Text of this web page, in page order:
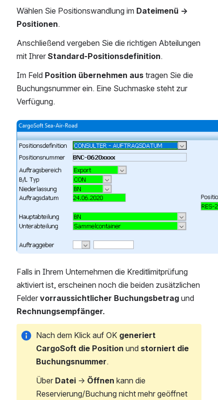
Wählen Sie Positionswandlung im Dateimenü →
Positionen.
Anschließend vergeben Sie die richtigen Abteilungen
mit Ihrer Standard-Positionsdefinition.
Im Feld Position übernehmen aus tragen Sie die
Buchungsnummer ein. Eine Suchmaske steht zur
Verfügung.
Open
Falls in Ihrem Unternehmen die Kreditlimitprüfung
aktiviert ist, erscheinen noch die beiden zusätzlichen
Felder vorraussichtlicher Buchungsbetrag
Rechnungsempfänger.
Nach dem Klick auf OK generiert
CargoSoft die Position und storniert die
Buchungsnummer.
Über Datei → Öffnen kann die
Reservierung/Buchung nicht mehr geöffnet